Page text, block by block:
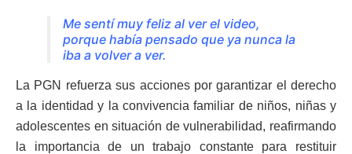
Me sentí muy feliz al ver el video,
porque había pensado que ya nunca la
iba a volver a ver.
La PGN refuerza sus acciones por garantizar el derecho
a la identidad y la convivencia familiar de niños, niñas y
adolescentes en situación de vulnerabilidad, reafirmando
la importancia de un trabajo constante para restituir